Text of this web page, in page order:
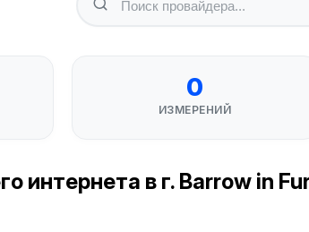
0
ИЗМЕРЕНИЙ
интернета в г. Barrow in